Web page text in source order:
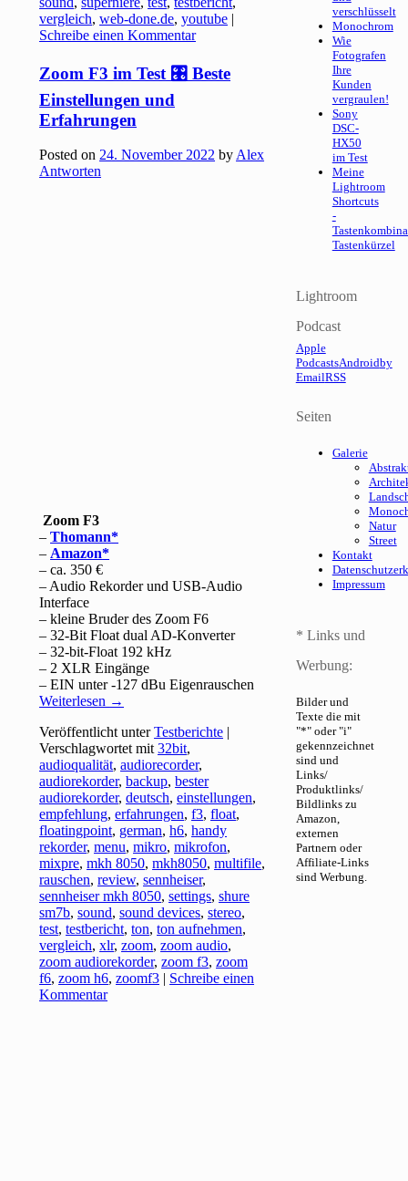
vergleich,web-done.de,youtube |
Schreibe einen Kommentar
Zoom F3 im Test 🎛️ Beste
Einstellungen und
Erfahrungen
Posted on24. November 2022 byAlex
Antworten
Zoom F3
–Thomann
–Amazon
– ca. 350 €
– Audio Rekorder und USB-Audio
Interface
– kleine Bruder des Zoom F6
– 32-Bit Float dual AD-Konverter
– 32-bit-Float 192 kHz
– 2 XLR Eingänge
– EIN unter -127 dBu Eigenrauschen
Weiterlesen →
Veröffentlicht unter Testberichte |
Verschlagwortet mit 32bit,
audioqualität,audiorecorder,
audiorekorder,backup,bester
audiorekorder,deutsch,einstellungen,
empfehlung,erfahrungen,f3,float,
floatingpoint, german,h6,handy
rekorder,menu,mikro,mikrofon,
mixpre,mkh 8050,mkh8050,multifile,
rauschen,review,sennheiser,
sennheiser mkh 8050,settings,shure
sm7b,sound,sound devices,stereo,
test,testbericht,ton,ton aufnehmen,
vergleich,xlr,zoom,zoom audio,
zoom audiorekorder,zoom f3,zoom
f6,zoom h6,zoomf3 | Schreibe einen
Kommentar
verschlüsselt
Monochrom
Wie
Fotografen
Ihre
Kunden
vergraulen!
Sony
DSC-
HX50
im Test
Meine
Lightroom
Shortcuts
-
Tastenkürzel
Lightroom
Podcast
Apple
PodcastsAndroidby
EmailRSS
Seiten
Galerie
Natur
Street
Kontakt
Impressum
* Links und
Werbung:
Bilder und
Texte die mit
"*" oder "i"
gekennzeichnet
sind und
Links/
Produktlinks/
Bildlinks zu
Amazon,
externen
Partnern oder
Affiliate-Links
sind Werbung.